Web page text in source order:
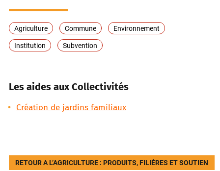
Agriculture Commune Environnement
Institution Subvention
Les aides aux Collectivités
Création de jardins familiaux
RETOUR A L’AGRICULTURE : PRODUITS, FILIÈRES ET SOUTIEN